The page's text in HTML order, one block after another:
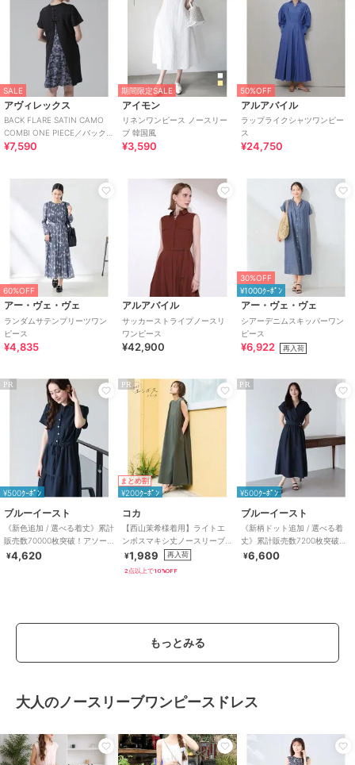
SALE
アヴィレックス
BACK FLARE SATIN CAMO
COMBI ONE PIECE／バックフ
レアーサテンカモ
¥7,590
期間限定SALE
アイモン
リネンワンピース ノースリー
ブ 韓国風
¥3,590
50%OFF
アルアバイル
ラップライクシャツワンピー
ス
¥24,750
60%OFF
アー・ヴェ・ヴェ
ランダムサテンプリーツワン
ピース
¥4,835
アルアバイル
サッカーストライプノースリ
ワンピース
¥42,900
30%OFF
¥1000ｸｰﾎﾟﾝ
アー・ヴェ・ヴェ
シアーデニムスキッパーワン
ピース
¥6,922 再入荷
PR
¥500ｸｰﾎﾟﾝ
ブルーイースト
《新色追加 / 選べる着丈》累計
販売数70000枚突破！アソー
ト柄ワンピース
¥4,620
PR
まとめ割
¥200ｸｰﾎﾟﾝ
コカ
【西山茉希様着用】ライトエ
ンボスマキシ丈ノースリーブ
ワンピース 全4色 / シワになり
にくい・速乾
¥1,989 再入荷
2点以上で10%OFF
PR
¥500ｸｰﾎﾟﾝ
ブルーイースト
《新柄ドット追加 / 選べる着
丈》累計販売数7200枚突破！
カシュクールシャツワンピー
¥6,600
もっとみる
大人のノースリーブワンピースドレス